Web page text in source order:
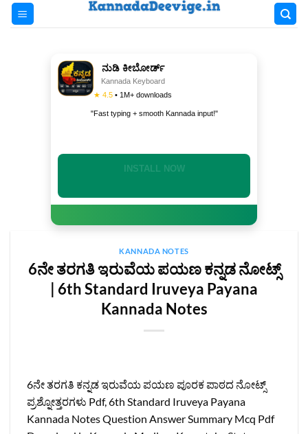
Skip
ನುಡಿ ಕೀಬೋರ್ಡ್
Kannada Keyboard
★ 4.5 • 1M+ downloads
"Fast typing + smooth Kannada input!"
INSTALL NOW
KANNADA NOTES
6ನೇ ತರಗತಿ ಇರುವೆಯ ಪಯಣ ಕನ್ನಡ ನೋಟ್ಸ್
| 6th Standard Iruveya Payana
Kannada Notes‌
6ನೇ ತರಗತಿ ಕನ್ನಡ ಇರುವೆಯ ಪಯಣ ಪೂರಕ ಪಾಠದ ನೋಟ್ಸ್‌
ಪ್ರಶ್ನೋತ್ತರಗಳು Pdf, 6th Standard Iruveya Payana
Kannada Notes‌ Question Answer Summary Mcq Pdf